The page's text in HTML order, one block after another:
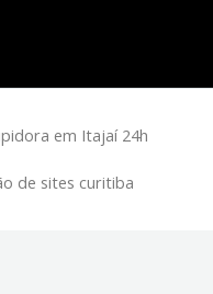
em Itajaí 24h